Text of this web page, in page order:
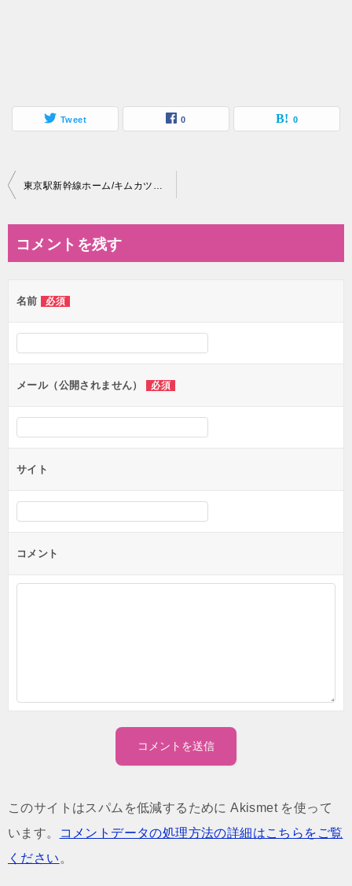
Tweet 0 0
投
ビ
ー
シ
ン
東京駅新幹線ホーム/キムカツのサンドイッチ/栗かもめの玉子
コメントを残す
名前 必須
メール（公開されません） 必須
サイト
コメント
このサイトはスパムを低減するために Akismet を使って
います。
コメントデータの処理方法の詳細はこちらをご覧
ください 。